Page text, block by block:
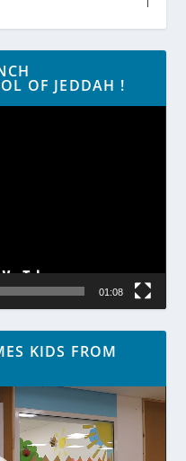
OF JEDDAH !
01:08
KIDS FROM